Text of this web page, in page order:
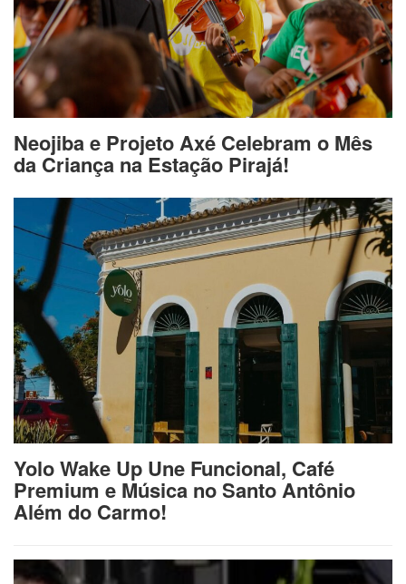
Neojiba e Projeto Axé Celebram o Mês
da Criança na Estação Pirajá!
Yolo Wake Up Une Funcional, Café
Premium e Música no Santo Antônio
Além do Carmo!